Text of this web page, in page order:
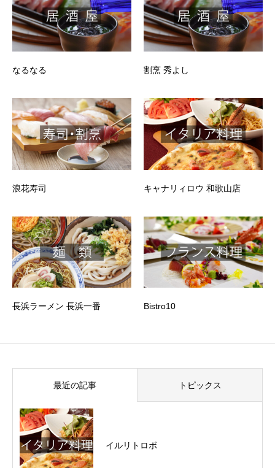
なるなる 割烹 秀よし
浪花寿司 キャナリィロウ 和歌山店
長浜ラーメン 長浜一番 Bistro10
最近の記事 トピックス
イルリトロボ